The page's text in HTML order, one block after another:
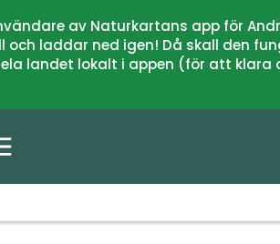
av Naturkartans app för
laddar ned igen! Då skall den
landet lokalt i appen (för att